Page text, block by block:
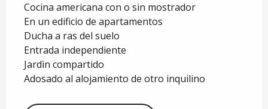
Cocina americana con o sin mostrador
En un edificio de apartamentos
Ducha a ras del suelo
Entrada independiente
Jardì­n compartido
Adosado al alojamiento de otro inquilino